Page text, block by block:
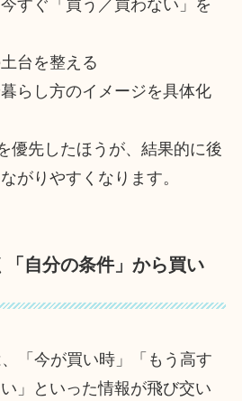
すぐ「買う／買わない」を
台を整える
らし方のイメージを具体化
優先したほうが、結果的に後
がりやすくなります。
「自分の条件」から買い
「今が買い時」「もう高す
」といった情報が飛び交い